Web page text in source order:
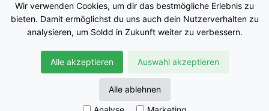
Impressum
Nutzungsbedingungen
Datenschutz
© Soldd GmbH
Wir verwenden Cookies, um dir das bestmögliche Erlebnis zu
bieten. Damit ermöglichst du uns auch dein Nutzerverhalten zu
analysieren, um Soldd in Zukunft weiter zu verbessern.
Alle akzeptieren Auswahl akzeptieren
Alle ablehnen